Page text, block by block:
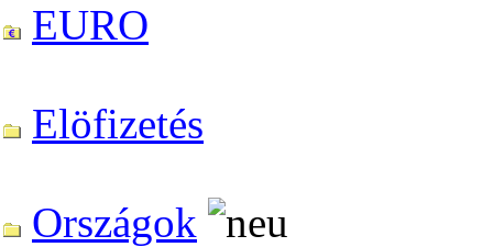
EURO
Elöfizetés
Országok